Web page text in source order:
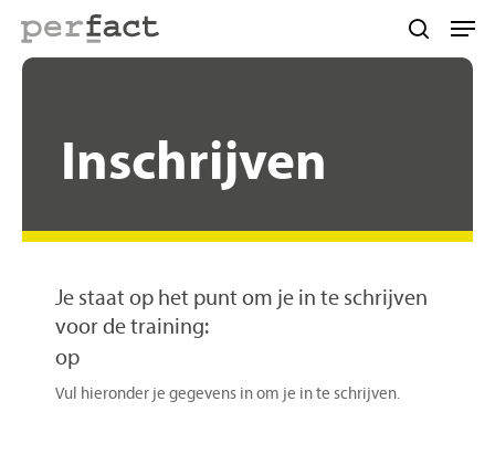
main
Inschrijven
Je staat op het punt om je in te schrijven
voor de training:
op
Vul hieronder je gegevens in om je in te schrijven.